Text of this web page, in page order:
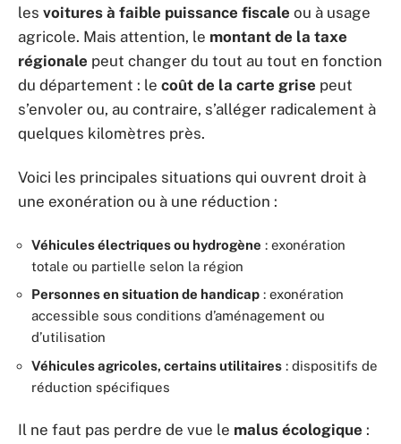
les voitures à faible puissance fiscale ou à usage
agricole. Mais attention, le montant de la taxe
régionale peut changer du tout au tout en fonction
du département : le coût de la carte grise peut
s’envoler ou, au contraire, s’alléger radicalement à
quelques kilomètres près.
Voici les principales situations qui ouvrent droit à
une exonération ou à une réduction :
Véhicules électriques ou hydrogène : exonération
totale ou partielle selon la région
Personnes en situation de handicap : exonération
accessible sous conditions d’aménagement ou
d’utilisation
Véhicules agricoles, certains utilitaires : dispositifs de
réduction spécifiques
Il ne faut pas perdre de vue le malus écologique :